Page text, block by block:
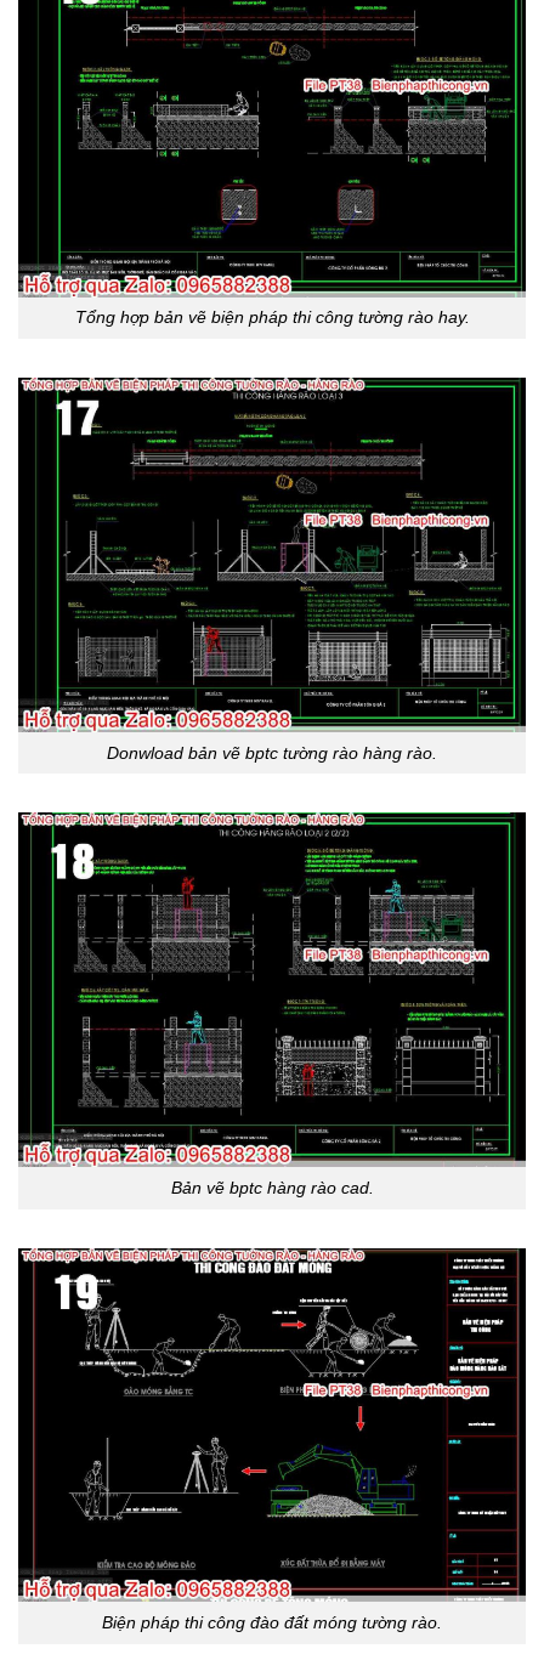
Tổng hợp bản vẽ biện pháp thi công tường rào hay.
Donwload bản vẽ bptc tường rào hàng rào.
Bản vẽ bptc hàng rào cad.
Biện pháp thi công đào đất móng tường rào.